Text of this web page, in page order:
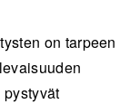
on tarpeen